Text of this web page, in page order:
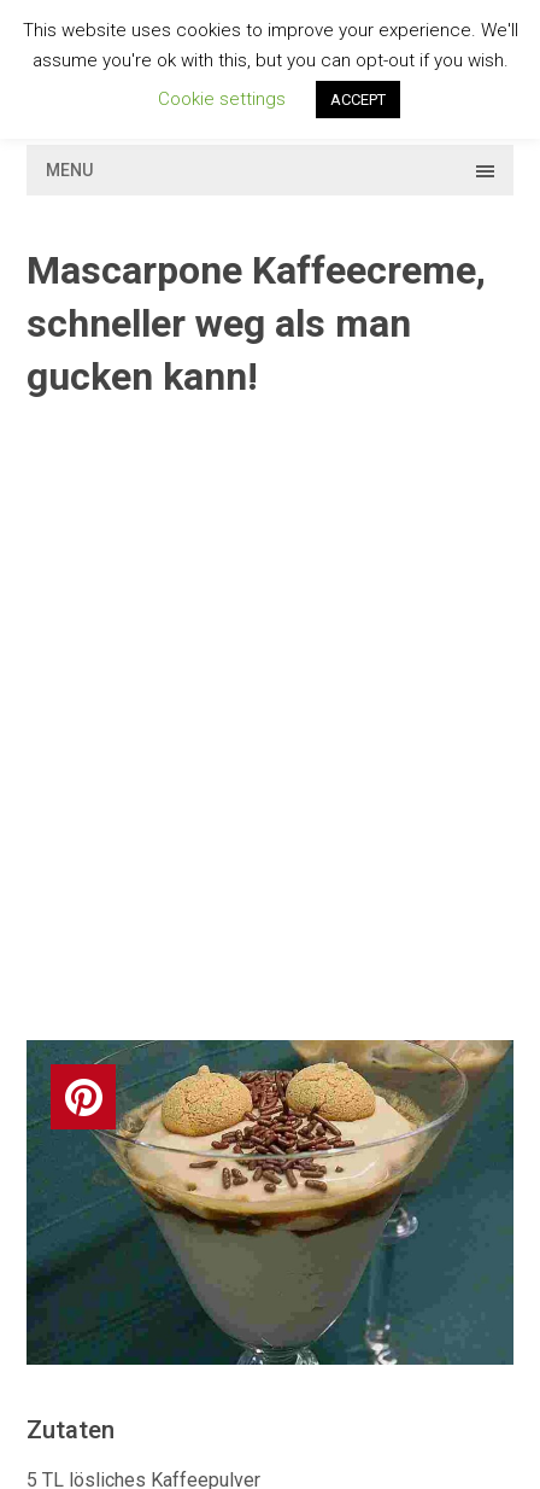
contentGESCHMACKVOLL
MENU
Mascarpone Kaffeecreme,
schneller weg als man
gucken kann!
Zutaten
5 TL lösliches Kaffeepulver
This website uses cookies to improve your experience. We'll
assume you're ok with this, but you can opt-out if you wish.
Cookie settings
ACCEPT